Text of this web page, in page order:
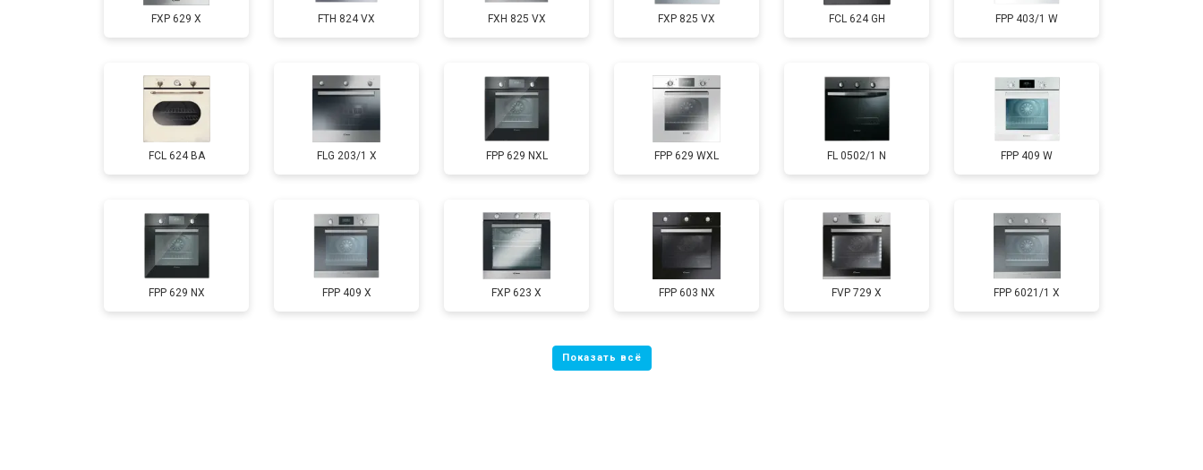
FXP 629 X FTH 824 VX FXH 825 VX FXP 825 VX FCL 624 GH FPP 403/1 W
FCL 624 BA FLG 203/1 X FPP 629 NXL FPP 629 WXL FL 0502/1 N FPP 409 W
FPP 629 NX FPP 409 X FXP 623 X FPP 603 NX FVP 729 X FPP 6021/1 X